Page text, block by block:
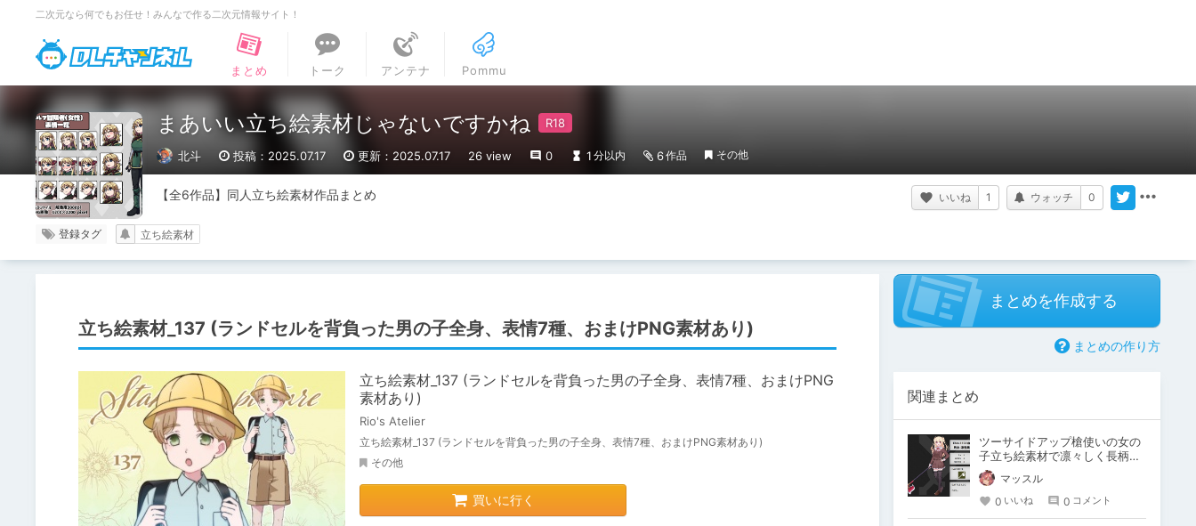
二次元なら何でもお任せ！みんなで作る二次元情報サイト！
DLチャンネル
まとめ
トーク アンテナ Pommu
まあいい立ち絵素材じゃないですかね
北斗 投稿：2025.07.17 更新：2025.07.17 26 view 0 1 分以内 6作品 その他
【全6作品】同人立ち絵素材作品まとめ いいね 1 ウォッチ 0
登録タグ 立ち絵素材
立ち絵素材_137 (ランドセルを背負った男の子全身、表情7種、おまけPNG素材あり)
立ち絵素材_137 (ランドセルを背負った男の子全身、表情7種、おまけPNG
素材あり)
Rio's Atelier
立ち絵素材_137 (ランドセルを背負った男の子全身、表情7種、おまけPNG素材あり)
その他
買いに行く
まとめを作成する
まとめの作り方
関連まとめ
ツーサイドアップ槍使いの女の
子立ち絵素材で凛々しく長柄ぶ
ん回すロールプレイ好き
マッスル
0 いいね 0 コメント